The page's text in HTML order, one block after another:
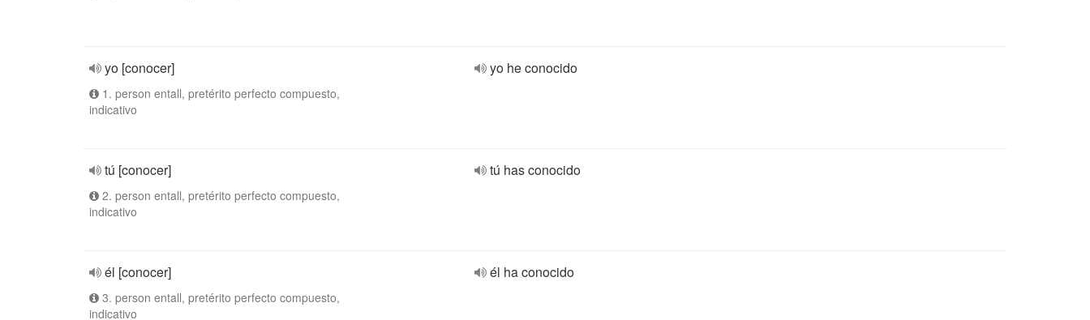
yo [conocer]
1. person entall, pretérito perfecto compuesto,
indicativo
yo he conocido
tú [conocer]
2. person entall, pretérito perfecto compuesto,
indicativo
tú has conocido
él [conocer]
3. person entall, pretérito perfecto compuesto,
indicativo
él ha conocido